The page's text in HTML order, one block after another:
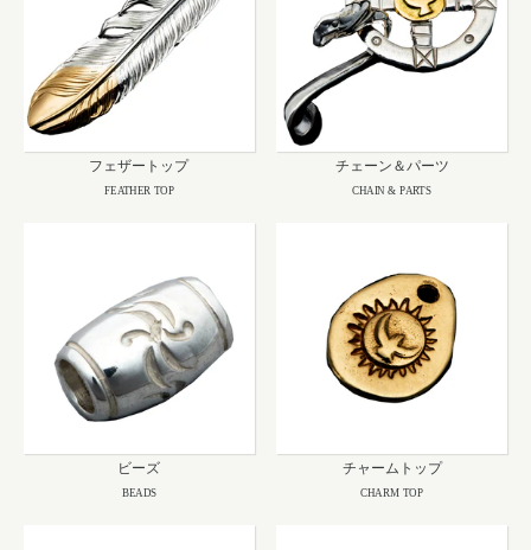
フェザートップ
FEATHER TOP
チェーン＆パーツ
CHAIN & PARTS
ビーズ
BEADS
チャームトップ
CHARM TOP